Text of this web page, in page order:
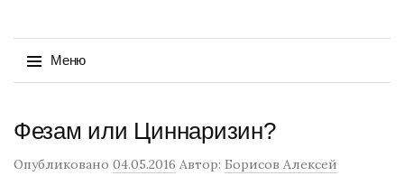
Меню
к
Фезам или Циннаризин?
Опубликовано 04.05.2016 Автор: Борисов Алексей